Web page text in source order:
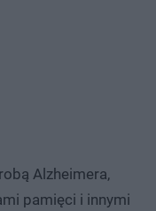
Alzheimera,
pamięci i innymi